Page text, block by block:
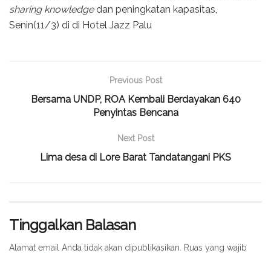
sharing knowledgedan peningkatan kapasitas,
Senin(11/3) di di Hotel Jazz Palu
Previous Post
Bersama UNDP, ROA Kembali Berdayakan 640
Penyintas Bencana
Next Post
Lima desa di Lore Barat Tandatangani PKS
Tinggalkan Balasan
Alamat email Anda tidak akan dipublikasikan.
Ruas yang wajib